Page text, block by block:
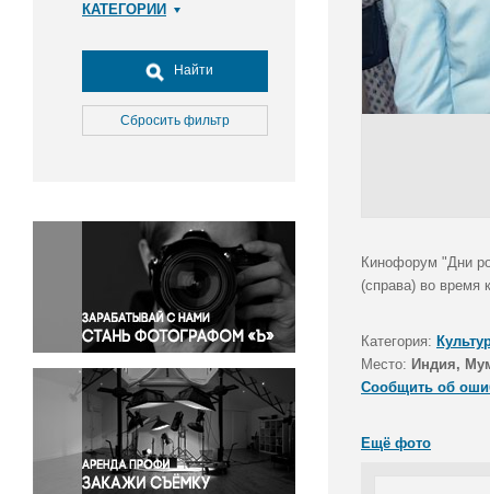
КАТЕГОРИИ
Досуг, туризм и отдых
Культура
Медицина
Окружающая среда
Политика
Правосудие
Происшествия и конфликты
Религия
Светская жизнь
Спорт
Экология
Экономика и бизнес
Найти
Сбросить фильтр
Кинофорум "Дни
(справа) во время
Категория:
Место: Индия,
Сообщить об
Ещё фото